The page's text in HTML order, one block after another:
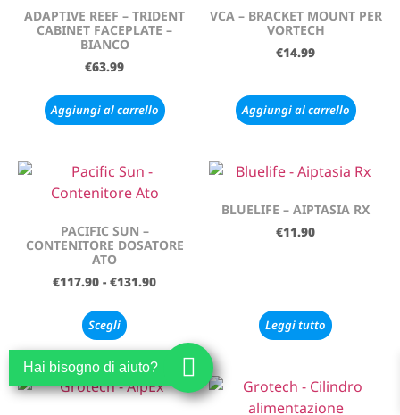
ADAPTIVE REEF – TRIDENT
CABINET FACEPLATE –
BIANCO
€63.99
Aggiungi al carrello
VCA – BRACKET MOUNT PER
VORTECH
€14.99
Aggiungi al carrello
PACIFIC SUN –
CONTENITORE DOSATORE
ATO
€117.90 - €131.90
Scegli
BLUELIFE – AIPTASIA RX
€11.90
Leggi tutto
Hai bisogno di aiuto?